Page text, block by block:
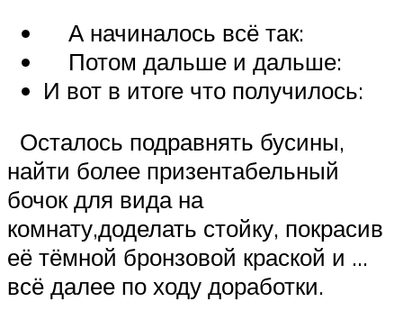
А начиналось всё так:
Потом дальше и дальше:
И вот в итоге что получилось:
Осталось подравнять бусины,
найти более призентабельный
бочок для вида на
комнату,доделать стойку, покрасив
её тёмной бронзовой краской и …
всё далее по ходу доработки.